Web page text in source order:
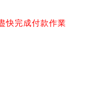
快完成付款作業